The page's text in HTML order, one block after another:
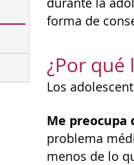
forma de
¿Por qué
Los
Me preocupa
problema
menos de lo